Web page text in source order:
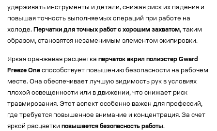
удерживать инструменты и детали, снижая риск их падения и
повышая точность выполняемых операций при работе на
холоде. Перчатки для точных работ с хорошим захватом, таким
образом, становятся незаменимым элементом экипировки.
Яркая оранжевая расцветка перчаток акрил полиэстер Gward
Freeze One способствует повышению безопасности на рабочем
месте. Она обеспечивает лучшую видимость рук в условиях
плохой освещенности или в движении, что снижает риск
травмирования. Этот аспект особенно важен для профессий,
где требуется повышенное внимание и концентрация. За счет
яркой расцветки повышается безопасность работы.